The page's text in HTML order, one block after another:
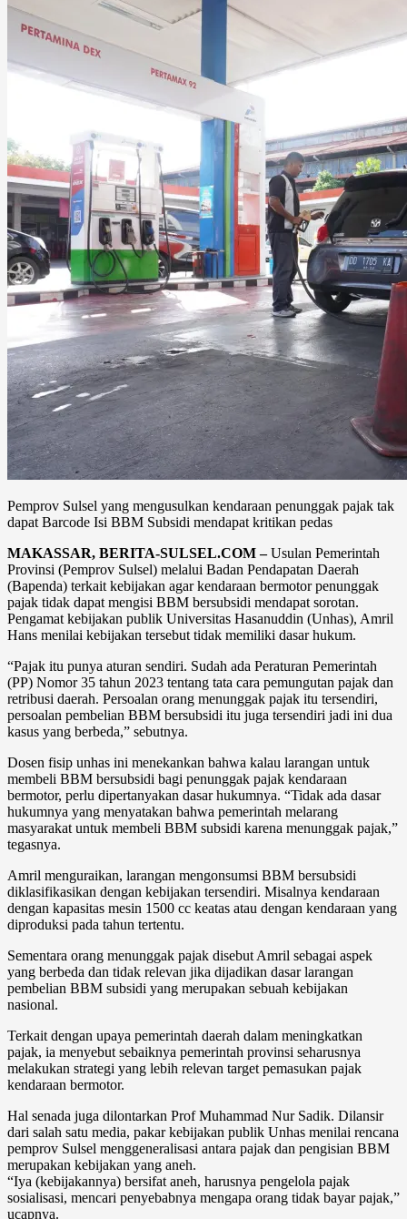
Pemprov Sulsel yang mengusulkan kendaraan penunggak pajak tak
dapat Barcode Isi BBM Subsidi mendapat kritikan pedas
MAKASSAR, BERITA-SULSEL.COM –Usulan Pemerintah
Provinsi (Pemprov Sulsel) melalui Badan Pendapatan Daerah
(Bapenda) terkait kebijakan agar kendaraan bermotor penunggak
pajak tidak dapat mengisi BBM bersubsidi mendapat sorotan.
Pengamat kebijakan publik Universitas Hasanuddin (Unhas), Amril
Hans menilai kebijakan tersebut tidak memiliki dasar hukum.
“Pajak itu punya aturan sendiri. Sudah ada Peraturan Pemerintah
(PP) Nomor 35 tahun 2023 tentang tata cara pemungutan pajak dan
retribusi daerah. Persoalan orang menunggak pajak itu tersendiri,
persoalan pembelian BBM bersubsidi itu juga tersendiri jadi ini dua
kasus yang berbeda,” sebutnya.
Dosen fisip unhas ini menekankan bahwa kalau larangan untuk
membeli BBM bersubsidi bagi penunggak pajak kendaraan
bermotor, perlu dipertanyakan dasar hukumnya. “Tidak ada dasar
hukumnya yang menyatakan bahwa pemerintah melarang
masyarakat untuk membeli BBM subsidi karena menunggak pajak,”
tegasnya.
Amril menguraikan, larangan mengonsumsi BBM bersubsidi
diklasifikasikan dengan kebijakan tersendiri. Misalnya kendaraan
dengan kapasitas mesin 1500 cc keatas atau dengan kendaraan yang
diproduksi pada tahun tertentu.
Sementara orang menunggak pajak disebut Amril sebagai aspek
yang berbeda dan tidak relevan jika dijadikan dasar larangan
pembelian BBM subsidi yang merupakan sebuah kebijakan
nasional.
Terkait dengan upaya pemerintah daerah dalam meningkatkan
pajak, ia menyebut sebaiknya pemerintah provinsi seharusnya
melakukan strategi yang lebih relevan target pemasukan pajak
kendaraan bermotor.
Hal senada juga dilontarkan Prof Muhammad Nur Sadik. Dilansir
dari salah satu media, pakar kebijakan publik Unhas menilai rencana
pemprov Sulsel menggeneralisasi antara pajak dan pengisian BBM
merupakan kebijakan yang aneh.
“Iya (kebijakannya) bersifat aneh, harusnya pengelola pajak
sosialisasi, mencari penyebabnya mengapa orang tidak bayar pajak,”
ucapnya.